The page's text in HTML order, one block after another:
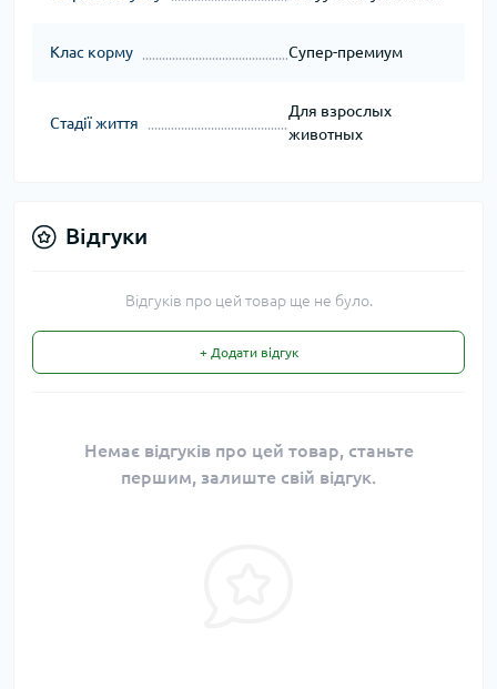
Клас корму Супер-премиум
Стадії життя
Для взрослых
животных
Відгуки
Відгуків про цей товар ще не було.
+ Додати відгук
Немає відгуків про цей товар, станьте
першим, залиште свій відгук.